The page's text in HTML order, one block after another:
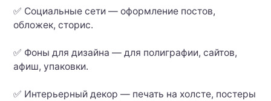
✅ Социальные сети — оформление постов,
обложек, сторис.
✅ Фоны для дизайна — для полиграфии, сайтов,
афиш, упаковки.
✅ Интерьерный декор — печать на холсте, постеры